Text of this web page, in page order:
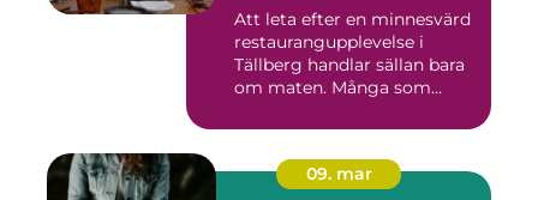
Att leta efter en minnesvärd
restaurangupplevelse i
Tällberg handlar sällan bara
om maten. Många som...
09. mar